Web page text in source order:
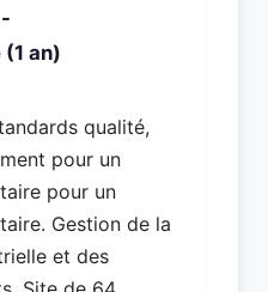
an)
qualité,
pour un
pour un
Gestion de la
et des